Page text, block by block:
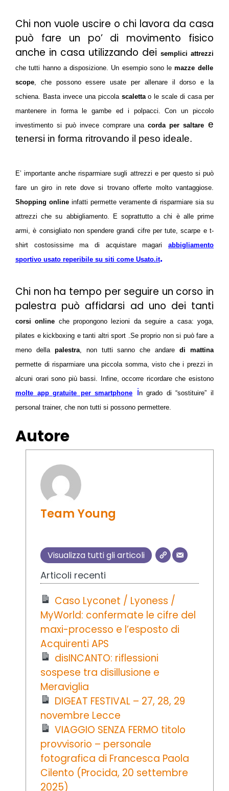
Chi non vuole uscire o chi lavora da casa
può fare un po’ di movimento fisico
anche in casa utilizzando dei semplici attrezzi
che tutti hanno a disposizione. Un esempio sono lemazze delle
scope, che possono essere usate per allenare il dorso e la
schiena. Basta invece una piccola scalettao le scale di casa per
mantenere in forma le gambe ed i polpacci. Con un piccolo
investimento si può invece comprare unacorda per saltare e
tenersi in forma ritrovando il peso ideale.
E’ importante anche risparmiare sugli attrezzi e per questo si può
fare un giro in rete dove si trovano offerte molto vantaggiose.
Shopping onlineinfatti permette veramente di risparmiare sia su
attrezzi che su abbigliamento. E soprattutto a chi è alle prime
armi, è consigliato non spendere grandi cifre per tute, scarpe e t-
shirt costosissime ma di acquistare magari abbigliamento
sportivo usato reperibile su siti come Usato.it.
Chi non ha tempo per seguire un corso in
palestra può affidarsi ad uno dei tanti
corsi online che propongono lezioni da seguire a casa: yoga,
pilates e kickboxing e tanti altri sport .Se proprio non si può fare a
meno della palestra, non tutti sanno che andaredi mattina
permette di risparmiare una piccola somma, visto che i prezzi in
alcuni orari sono più bassi. Infine, occorre ricordare che esistono
molte app gratuite per smartphone
in grado di “sostituire” il
personal trainer, che non tutti si possono permettere.
Autore
Team Young
Visualizza tutti gli articoli
Articoli recenti
Caso Lyconet / Lyoness /
MyWorld: confermate le cifre del
maxi-processo e l’esposto di
Acquirenti APS
disINCANTO: riflessioni
sospese tra disillusione e
Meraviglia
DIGEAT FESTIVAL – 27, 28, 29
novembre Lecce
VIAGGIO SENZA FERMO titolo
provvisorio – personale
fotografica di Francesca Paola
Cilento (Procida, 20 settembre
2025)